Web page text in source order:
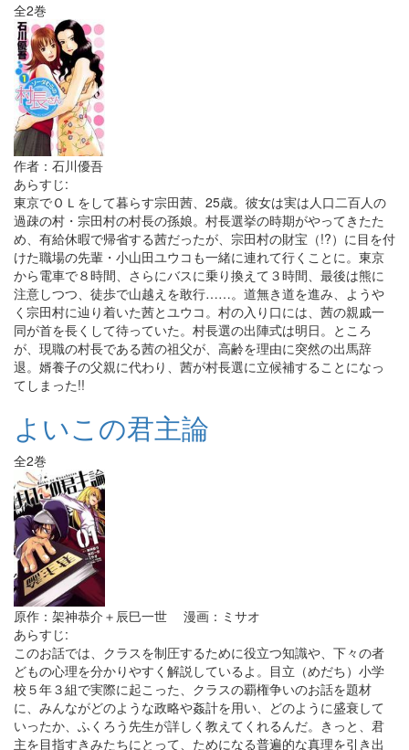
全2巻
作者：石川優吾
あらすじ:
東京でＯＬをして暮らす宗田茜、25歳。彼女は実は人口二百人の
過疎の村・宗田村の村長の孫娘。村長選挙の時期がやってきたた
め、有給休暇で帰省する茜だったが、宗田村の財宝（!?）に目を付
けた職場の先輩・小山田ユウコも一緒に連れて行くことに。東京
から電車で８時間、さらにバスに乗り換えて３時間、最後は熊に
注意しつつ、徒歩で山越えを敢行……。道無き道を進み、ようや
く宗田村に辿り着いた茜とユウコ。村の入り口には、茜の親戚一
同が首を長くして待っていた。村長選の出陣式は明日。ところ
が、現職の村長である茜の祖父が、高齢を理由に突然の出馬辞
退。婿養子の父親に代わり、茜が村長選に立候補することになっ
てしまった!!
よいこの君主論
全2巻
原作：架神恭介＋辰巳一世 漫画：ミサオ
あらすじ:
このお話では、クラスを制圧するために役立つ知識や、下々の者
どもの心理を分かりやすく解説しているよ。目立（めだち）小学
校５年３組で実際に起こった、クラスの覇権争いのお話を題材
に、みんながどのような政略や姦計を用い、どのように盛衰して
いったか、ふくろう先生が詳しく教えてくれるんだ。きっと、君
主を目指すきみたちにとって、ためになる普遍的な真理を引き出